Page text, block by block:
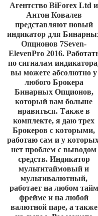
Агентство BiForex Ltd и
Антон Ковалев
представляют новый
индикатор для
Опционов 7Seven-
ElevenPro 2016.
по сигналам
вы можете абсолютно у
любого Брокера
Бинарных Опционов,
который вам больше
нравиться. Также в
комплекте, я даю трех
Брокеров с которыми,
работаю сам и у
нет проблем с выводом
средств. Индикатор
мультитаймовый и
мультивалютный,
работает на любом тайм
фрейме и на любой
валютной паре, а также